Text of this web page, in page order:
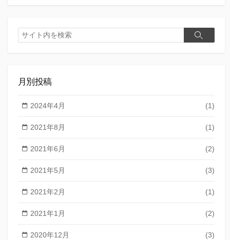
検
索
検
月別投稿
2024年4月 (1)
2021年8月 (1)
2021年6月 (2)
2021年5月 (3)
2021年2月 (1)
2021年1月 (2)
2020年12月 (3)